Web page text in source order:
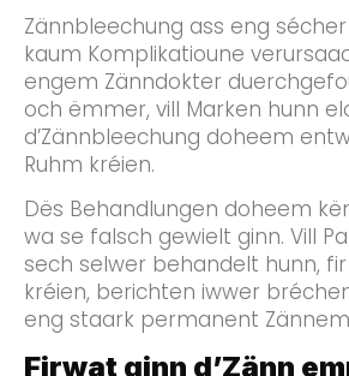
Zännbleechung ass eng sécher
kaum Komplikatioune
engem Zänndokter
och ëmmer, vill Marken hunn
d’Zännbleechung doheem
Ruhm kréien.
Dës Behandlungen doheem
wa se falsch gewielt ginn. Vill
sech selwer behandelt hunn, fir
kréien, berichten iwwer
eng staark permanent
Firwat ginn d’Zänn